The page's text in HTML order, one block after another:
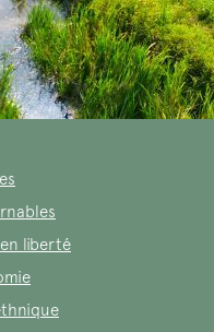
liberté
Timo digital)